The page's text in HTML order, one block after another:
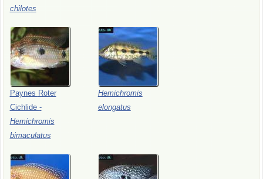
chilotes
Paynes Roter
Cichlide -
Hemichromis
bimaculatus
Hemichromis
elongatus